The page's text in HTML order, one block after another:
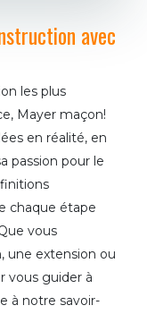
avec
les plus
Mayer maçon!
en réalité, en
passion pour le
chaque étape
vous
une extension ou
vous guider à
à notre savoir-